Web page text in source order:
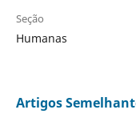
Seção
Humanas
Artigos